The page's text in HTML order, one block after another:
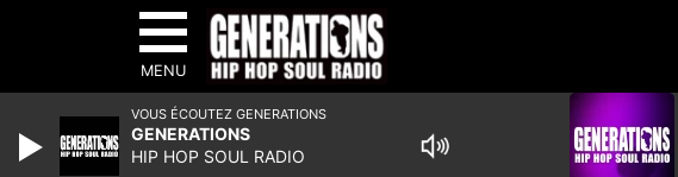
MENU
VOUS ÉCOUTEZ GENERATIONS
GENERATIONS
HIP HOP SOUL RADIO